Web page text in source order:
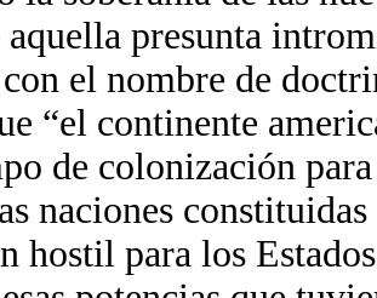
presunta
con el nombre de
“el continente
de colonización
naciones
hostil para los